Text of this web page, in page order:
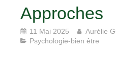
Approches
11 Mai 2025
Aurélie
Psychologie-bien être